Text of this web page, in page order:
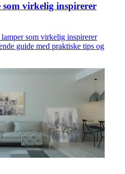
som virkelig inspirerer
som virkelig inspirerer
guide med praktiske tips og